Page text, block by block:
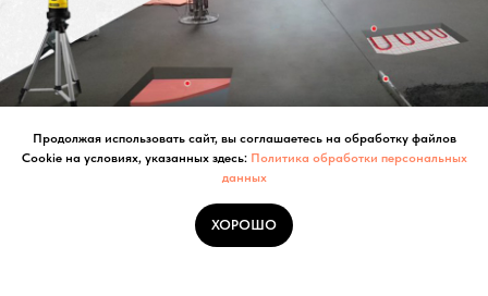
Варианты стяжки пола
Продолжая использовать сайт, вы соглашаетесь на обработку файлов
Cookie на условиях, указанных здесь: Политика обработки персональных
данных
ХОРОШО